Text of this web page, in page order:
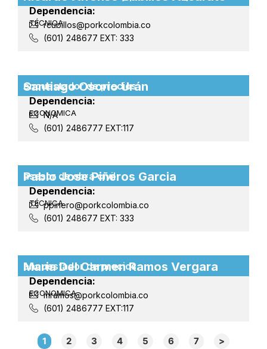
Dependencia:
TÉCNICA
rcubillos@porkcolombia.co
(601) 248677 EXT: 333
Santiago Osorio Urán
encuestador de precios
Dependencia:
ECONOMICA
N/A
(601) 2486777 EXT:117
Pablo Jose Piñeros Garcia
asesor de obra civil
Dependencia:
TÉCNICA
ppinero@porkcolombia.co
(601) 248677 EXT: 333
Maria Del Carmen Ramos Vergara
encuestador de precios
Dependencia:
ECONOMICA
mramos@porkcolombia.co
(601) 2486777 EXT:117
1 2 3 4 5 6 7 >